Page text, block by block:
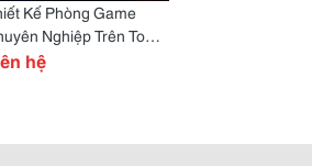
Kế Phòng Game
Nghiệp Trên Toàn
Giá Tốt Nhất, Thiết
hệ